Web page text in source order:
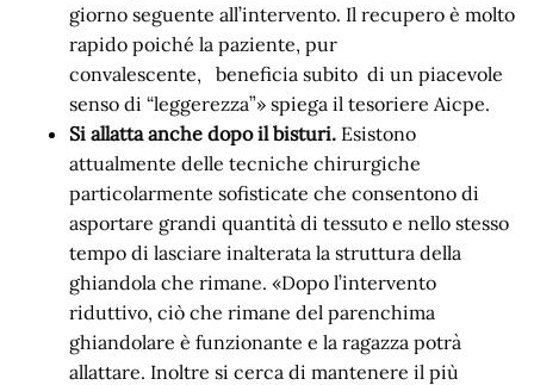
giorno seguente all’intervento. Il recupero è molto
rapido poiché la paziente, pur
convalescente, beneficia subito di un piacevole
senso di “leggerezza”» spiega il tesoriere Aicpe.
Si allatta anche dopo il bisturi. Esistono
attualmente delle tecniche chirurgiche
particolarmente sofisticate che consentono di
asportare grandi quantità di tessuto e nello stesso
tempo di lasciare inalterata la struttura della
ghiandola che rimane. «Dopo l’intervento
riduttivo, ciò che rimane del parenchima
ghiandolare è funzionante e la ragazza potrà
allattare. Inoltre si cerca di mantenere il più